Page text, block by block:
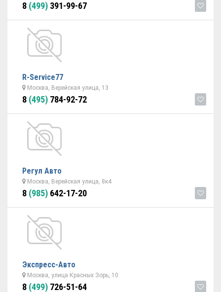
8 (499) 391-99-67
R-Service77
Москва, Верейская улица, 13
8 (495) 784-92-72
Регул Авто
Москва, Верейская улица, 8к4
8 (985) 642-17-20
Экспресс-Авто
Москва, улица Красных Зорь, 10
8 (499) 726-51-64